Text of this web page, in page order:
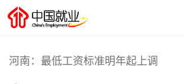
河南：最低工资标准明年起上调